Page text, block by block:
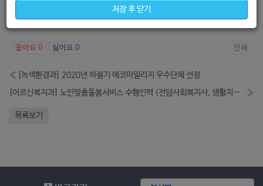
저장 후 닫기
등은 최대한 폐쇄하여 방문객이 밀집되지 않도록 관리
* 강릉 정동진, 울산 간절곶, 포항 호미곶, 서울 남산공원 등
좋아요 0 싫어요 0 인쇄
« [녹색환경과] 2020년 하절기 에코마일리지 우수단체 선정
[어르신복지과] 노인맞춤돌봄서비스 수행인력 (전담사회복지사, 생활지원사) 채용 모집 안내 (2021-01-18~2021-12-31)
»
목록보기